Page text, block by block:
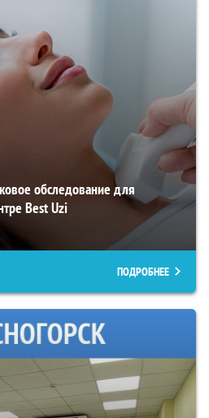
обследование для
Best Uzi
ПОДРОБНЕЕ